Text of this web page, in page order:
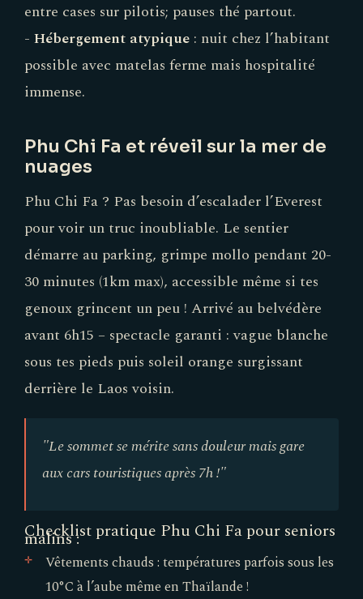
entre cases sur pilotis; pauses thé partout.
- Hébergement atypique : nuit chez l’habitant
possible avec matelas ferme mais hospitalité
immense.
Phu Chi Fa et réveil sur la mer de
nuages
Phu Chi Fa ? Pas besoin d’escalader l’Everest
pour voir un truc inoubliable. Le sentier
démarre au parking, grimpe mollo pendant 20-
30 minutes (1km max), accessible même si tes
genoux grincent un peu ! Arrivé au belvédère
avant 6h15 – spectacle garanti : vague blanche
sous tes pieds puis soleil orange surgissant
derrière le Laos voisin.
"Le sommet se mérite sans douleur mais gare
aux cars touristiques après 7h !"
Checklist pratique Phu Chi Fa pour seniors
malins :
Vêtements chauds : températures parfois sous les
10°C à l’aube même en Thaïlande !